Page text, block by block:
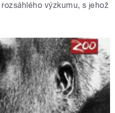
výzkumu, s jehož